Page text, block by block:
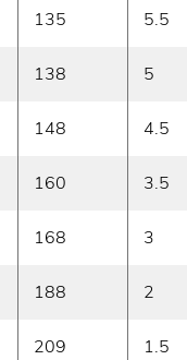
135 5.5
138 5
148 4.5
160 3.5
168 3
188 2
209 1.5